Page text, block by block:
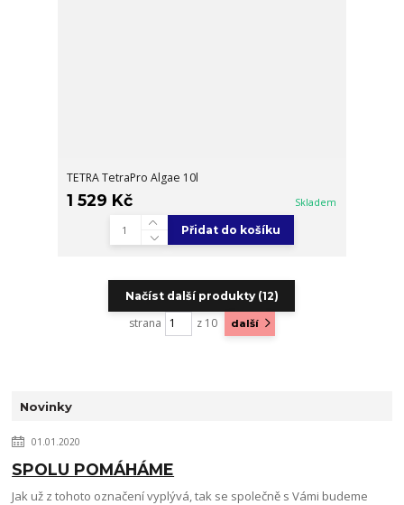
TETRA TetraPro Algae 10l
1 529 Kč Skladem
Přidat do košíku
Načíst další produkty (12)
strana z 10 další
Novinky
01.01.2020
SPOLU POMÁHÁME
Jak už z tohoto označení vyplývá, tak se společně s Vámi budeme